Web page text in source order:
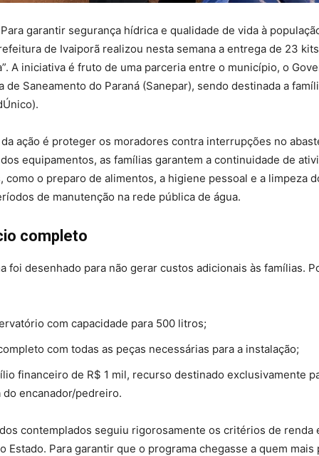
garantir segurança hídrica e qualidade de vida à
de Ivaiporã realizou nesta semana a entrega de 23
A iniciativa é fruto de uma parceria entre o município, o
de Saneamento do Paraná (Sanepar), sendo destinada a
ação é proteger os moradores contra interrupções no
equipamentos, as famílias garantem a continuidade de
como o preparo de alimentos, a higiene pessoal e a limpeza
de manutenção na rede pública de água.
completo
foi desenhado para não gerar custos adicionais às famílias.
com capacidade para 500 litros;
com todas as peças necessárias para a instalação;
financeiro de R$ 1 mil, recurso destinado exclusivamente
do encanador/pedreiro.
contemplados seguiu rigorosamente os critérios de renda
Estado. Para garantir que o programa chegasse a quem